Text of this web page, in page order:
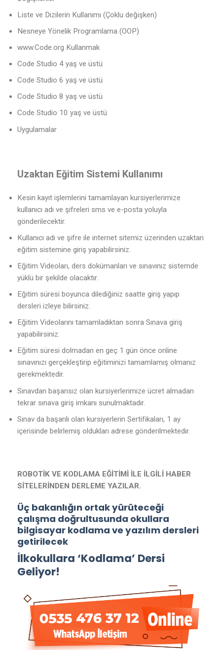
Liste ve Dizilerin Kullanımı (Çoklu değişken)
Nesneye Yönelik Programlama (OOP)
www.Code.org Kullanmak
Code Studio 4 yaş ve üstü
Code Studio 6 yaş ve üstü
Code Studio 8 yaş ve üstü
Code Studio 10 yaş ve üstü
Uygulamalar
Uzaktan Eğitim Sistemi Kullanımı
Kesin kayıt işlemlerini tamamlayan kursiyerlerimize
kullanıcı adı ve şifreleri sms ve e-posta yoluyla
gönderilecektir.
Kullanıcı adı ve şifre ile internet sitemiz üzerinden uzaktan
eğitim sistemine giriş yapabilirsiniz.
Eğitim Videoları, ders dokümanları ve sınavınız sistemde
yüklü bir şekilde olacaktır.
Eğitim süresi boyunca dilediğiniz saatte giriş yapıp
dersleri izleye bilirsiniz.
Eğitim Videolarını tamamladıktan sonra Sınava giriş
yapabilirsiniz.
Eğitim süresi dolmadan en geç 1 gün önce online
sınavınızı gerçekleştirip eğitiminizi tamamlamış olmanız
gerekmektedir.
Sınavdan başarısız olan kursiyerlerimize ücret almadan
tekrar sınava giriş imkanı sunulmaktadır.
Sınav da başarılı olan kursiyerlerin Sertifikaları, 1 ay
içerisinde belirlemiş oldukları adrese gönderilmektedir.
ROBOTİK VE KODLAMA EĞİTİMİ İLE İLGİLİ HABER
SİTELERİNDEN DERLEME YAZILAR.
Üç bakanlığın ortak yürüteceği
çalışma doğrultusunda okullara
bilgisayar kodlama ve yazılım dersleri
getirilecek
İlkokullara ‘Kodlama’ Dersi
Geliyor!